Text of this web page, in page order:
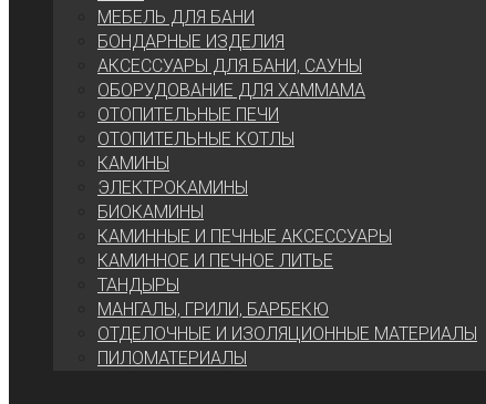
МЕБЕЛЬ ДЛЯ БАНИ
БОНДАРНЫЕ ИЗДЕЛИЯ
АКСЕССУАРЫ ДЛЯ БАНИ, САУНЫ
ОБОРУДОВАНИЕ ДЛЯ ХАММАМА
ОТОПИТЕЛЬНЫЕ ПЕЧИ
ОТОПИТЕЛЬНЫЕ КОТЛЫ
КАМИНЫ
ЭЛЕКТРОКАМИНЫ
БИОКАМИНЫ
КАМИННЫЕ И ПЕЧНЫЕ АКСЕССУАРЫ
КАМИННОЕ И ПЕЧНОЕ ЛИТЬЕ
ТАНДЫРЫ
МАНГАЛЫ, ГРИЛИ, БАРБЕКЮ
ОТДЕЛОЧНЫЕ И ИЗОЛЯЦИОННЫЕ МАТЕРИАЛЫ
ПИЛОМАТЕРИАЛЫ